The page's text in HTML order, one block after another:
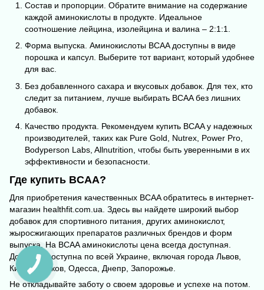
Состав и пропорции. Обратите внимание на содержание
каждой аминокислоты в продукте. Идеальное
соотношение лейцина, изолейцина и валина – 2:1:1.
Форма выпуска. Аминокислоты BCAA доступны в виде
порошка и капсул. Выберите тот вариант, который удобнее
для вас.
Без добавленного сахара и вкусовых добавок. Для тех, кто
следит за питанием, лучше выбирать BCAA без лишних
добавок.
Качество продукта. Рекомендуем купить BCAA у надежных
производителей, таких как Pure Gold, Nutrex, Power Pro,
Bodyperson Labs, Allnutrition, чтобы быть уверенными в их
эффективности и безопасности.
Где купить BCAA?
Для приобретения качественных BCAA обратитесь в интернет-
магазин healthfit.com.ua . Здесь вы найдете широкий выбор
добавок для спортивного питания, других аминокислот,
жыросжигающих препаратов различных брендов и форм
выпуска. На BCAA аминокислоты цена всегда доступная.
Доставка доступна по всей Украине, включая города Львов,
Киев, Харьков, Одесса, Днепр, Запорожье.
Не откладывайте заботу о своем здоровье и успехе на потом.